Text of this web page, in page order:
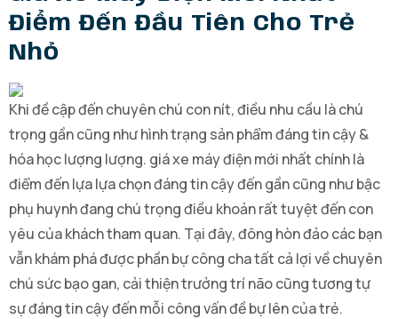
Điểm Đến Đầu Tiên Cho Trẻ
Nhỏ
Khi đề cập đến chuyên chú con nít, điều nhu cầu là chú
trọng gần cũng như hình trạng sản phẩm đáng tin cậy &
hóa học lượng lượng. giá xe máy điện mới nhất chính là
điểm đến lựa lựa chọn đáng tin cậy đến gần cũng như bậc
phụ huynh đang chú trọng điều khoản rất tuyệt đến con
yêu của khách tham quan. Tại đây, đông hòn đảo các bạn
vẫn khám phá được phần bự công cha tất cả lợi về chuyên
chú sức bạo gan, cải thiện trưởng trí não cũng tương tự
sự đáng tin cậy đến mỗi công vấn đề bự lên của trẻ.